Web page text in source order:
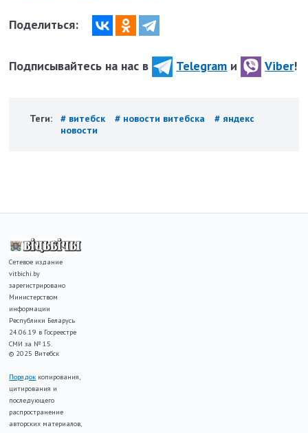
Поделиться:
Подписывайтесь на нас в Telegram и Viber!
Теги: # витебск # новости витебска
# яндекс
новости
Сетевое издание
vitbichi.by
зарегистрировано
Министерством
информации
Республики Беларусь
24.06.19 в Госреестре
СМИ за № 15.
© 2025 Витебск
Порядок копирования,
цитирования и
последующего
распространение
авторских материалов,